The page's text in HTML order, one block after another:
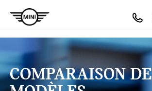
COMPARAISON DE